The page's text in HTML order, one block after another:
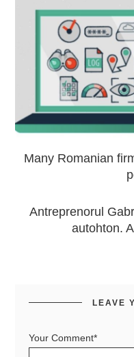
Many Romanian
Antreprenorul
autohton.
LEAVE
Your Comment*